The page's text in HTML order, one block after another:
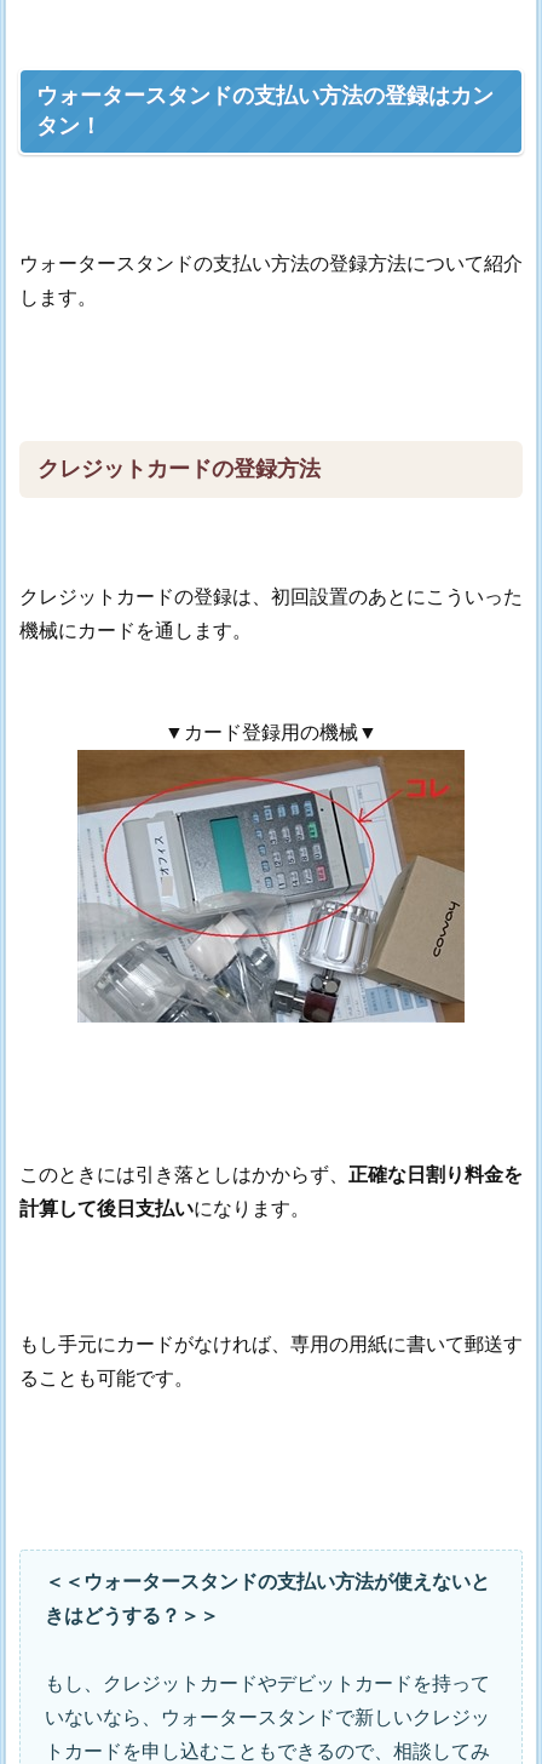
ウォータースタンドの支払い方法の登録はカン
タン！
ウォータースタンドの支払い方法の登録方法について紹介
します。
クレジットカードの登録方法
クレジットカードの登録は、初回設置のあとにこういった
機械にカードを通します。
▼カード登録用の機械▼
このときには引き落としはかからず、 正確な日割り料金を
計算して後日支払いになります。
もし手元にカードがなければ、専用の用紙に書いて郵送す
ることも可能です。
＜＜ウォータースタンドの支払い方法が使えないと
きはどうする？＞＞
もし、クレジットカードやデビットカードを持って
いないなら、ウォータースタンドで新しいクレジッ
トカードを申し込むこともできるので、相談してみ